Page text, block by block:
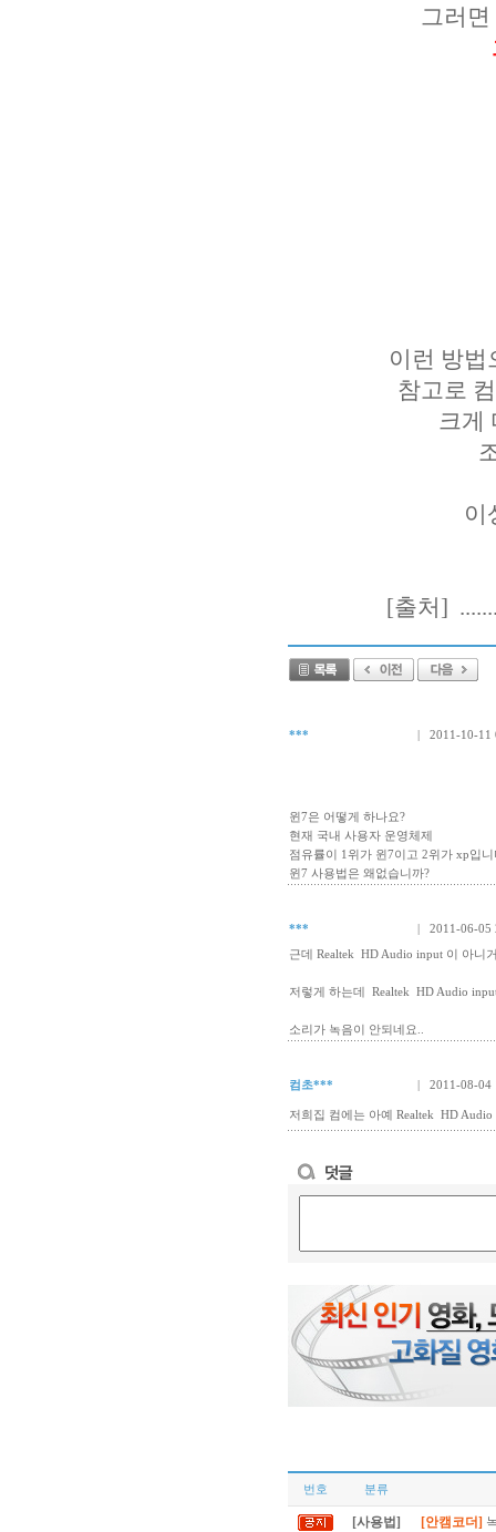
그러
이런 방법
참고로
크게
이
[출처]
*** | 2011-10-11
윈7은 어떻게 하나요?
현재 국내 사용자 운영체제
점유률이 1위가 윈7이고 2위가 xp입니
윈7 사용법은 왜없습니까?
***
| 2011-06-05
근데 Realtek HD Audio input 이 아니
저렇게 하는데 Realtek HD Audio
소리가 녹음이 안되네요..
컴초*** | 2011-08-04
저희집 컴에는 아예 Realtek HD
번호 분류
[사용법] [안캠코더]